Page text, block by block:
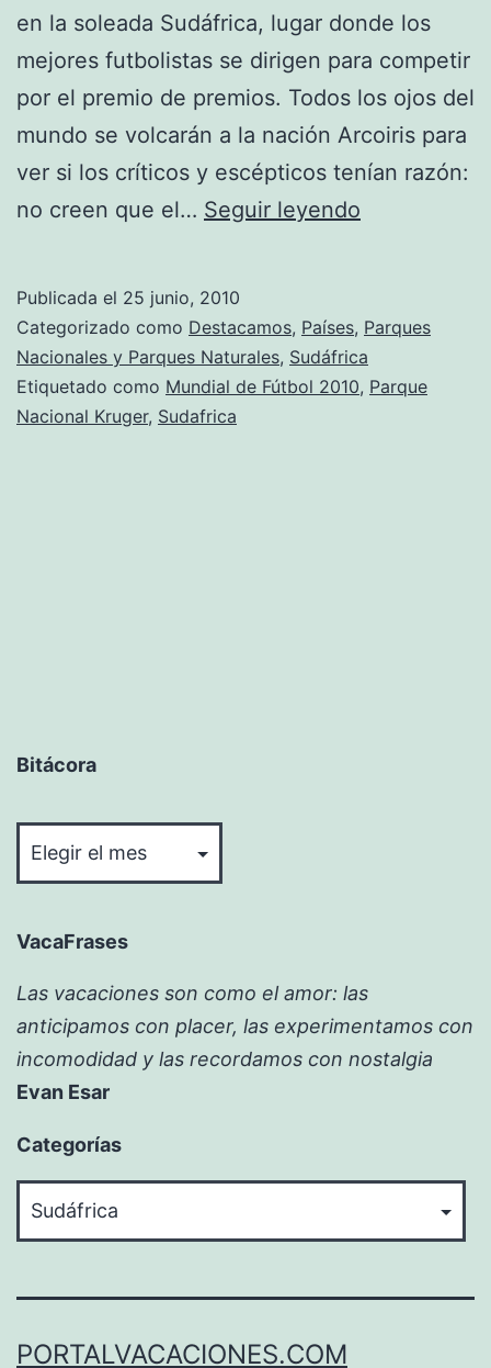
en la soleada Sudáfrica, lugar donde los
mejores futbolistas se dirigen para competir
por el premio de premios. Todos los ojos del
mundo se volcarán a la nación Arcoiris para
ver si los críticos y escépticos tenían razón:
no creen que el… Seguir leyendo
Publicada el 25 junio, 2010
Categorizado como Destacamos, Países, Parques
Nacionales y Parques Naturales, Sudáfrica
Etiquetado como Mundial de Fútbol 2010, Parque
Nacional Kruger, Sudafrica
Bitácora
VacaFrases
Las vacaciones son como el amor: las
anticipamos con placer, las experimentamos con
incomodidad y las recordamos con nostalgia
Evan Esar
Categorías
PORTALVACACIONES.COM